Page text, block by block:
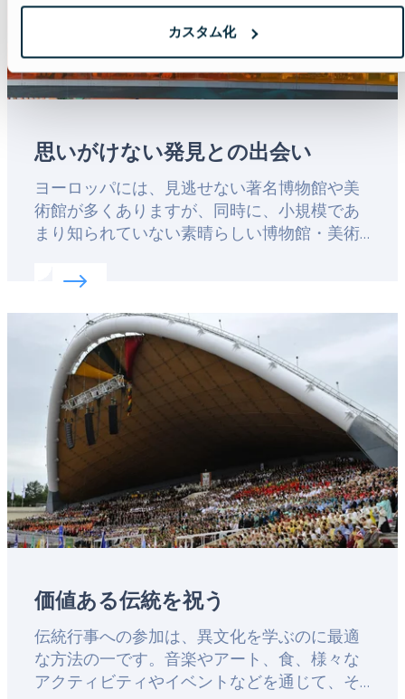
カスタム化
思いがけない発見との出会い
Lead
ヨーロッパには、見逃せない著名博物館や美
術館が多くありますが、同時に、小規模であ
まり知られていない素晴らしい博物館・美術
ットから足を遠ざけ、隠れた逸品を探す旅を
が、予想外の驚きとともに旅のハイライトと
なるかもしれません。
Read more about:
Featured
価値ある伝統を祝う
Lead
伝統行事への参加は、異文化を学ぶのに最適
な方法の一です。音楽やアート、食、様々な
アクティビティやイベントなどを通じて、そ